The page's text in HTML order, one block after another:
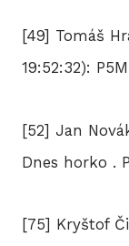
[49] Tomáš
19:52:32):
[52] Jan
Dnes horko .
[75] Kryštof